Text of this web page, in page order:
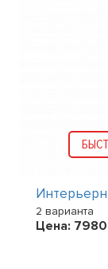
2 варианта
Цена: